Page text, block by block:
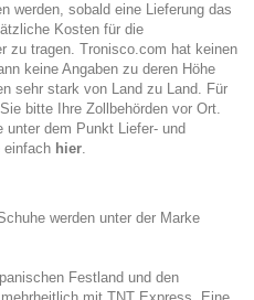
werden, sobald eine Lieferung das
Kosten für die
zu tragen. Tronisco.com hat keinen
keine Angaben zu deren Höhe
sehr stark von Land zu Land. Für
bitte Ihre Zollbehörden vor Ort.
unter dem Punkt Liefer- und
einfach hier.
werden unter der Marke
Festland und den